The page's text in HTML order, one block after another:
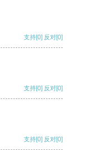
支持[0] 反对[0]
支持[0] 反对[0]
支持[0] 反对[0]